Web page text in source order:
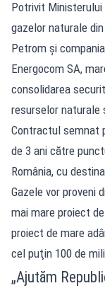
Potrivit Ministerului
gazelor naturale
Petrom şi
Energocom SA,
consolidarea
resurselor naturale
Contractul semnat
de 3 ani către
România, cu
Gazele vor proveni
mai mare proiect
proiect de mare
cel puţin 100 de
„Ajutăm